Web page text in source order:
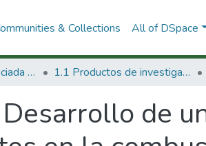
& Collections All of DSpace
1. Investigación Financiada con Recursos Públicos 1.1 Productos de investigación
Desarrollo de